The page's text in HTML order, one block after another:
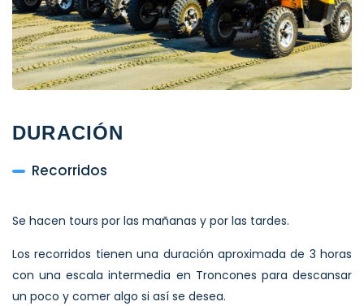
DURACIÓN
Recorridos
Se hacen tours por las mañanas y por las tardes.
Los recorridos tienen una duración aproximada de 3 horas
con una escala intermedia en Troncones para descansar
un poco y comer algo si así se desea.